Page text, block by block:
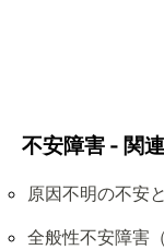
不安障害 - 関
原因不明の不安
全般性不安障害